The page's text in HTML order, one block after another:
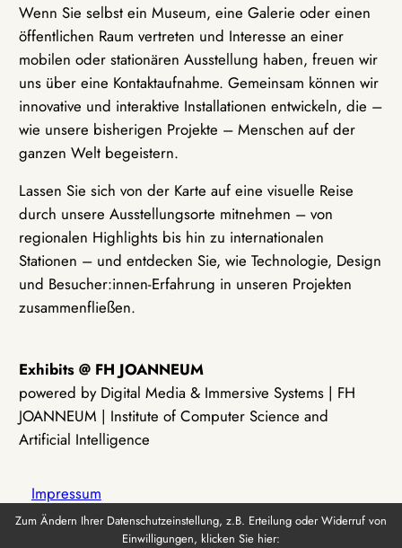
Wenn Sie selbst ein Museum, eine Galerie oder einen
öffentlichen Raum vertreten und Interesse an einer
mobilen oder stationären Ausstellung haben, freuen wir
uns über eine Kontaktaufnahme. Gemeinsam können wir
innovative und interaktive Installationen entwickeln, die –
wie unsere bisherigen Projekte – Menschen auf der
ganzen Welt begeistern.
Lassen Sie sich von der Karte auf eine visuelle Reise
durch unsere Ausstellungsorte mitnehmen – von
regionalen Highlights bis hin zu internationalen
Stationen – und entdecken Sie, wie Technologie, Design
und Besucher:innen-Erfahrung in unseren Projekten
zusammenfließen.
Exhibits @ FH JOANNEUM
powered by Digital Media & Immersive Systems | FH
JOANNEUM | Institute of Computer Science and
Artificial Intelligence
Impressum
Zum Ändern Ihrer Datenschutzeinstellung, z.B. Erteilung oder Widerruf von
Einwilligungen, klicken Sie hier: